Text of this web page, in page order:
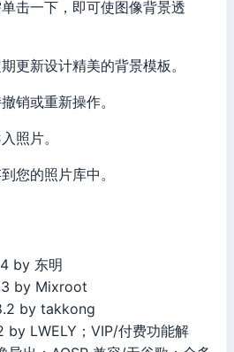
击一下，即可使图像背景透
更新设计精美的背景模板。
销或重新操作。
照片。
您的照片库中。
by 东明
by Mixroot
by takkong
by LWELY；VIP/付费功能解